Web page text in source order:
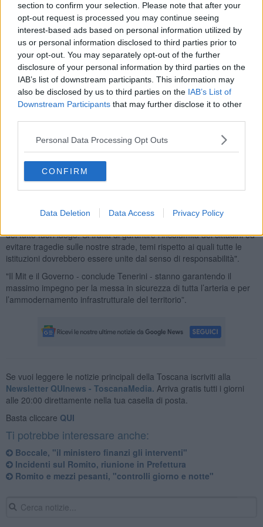
section to confirm your selection. Please note that after your
opt-out request is processed you may continue seeing
interest-based ads based on personal information utilized by
us or personal information disclosed to third parties prior to
your opt-out. You may separately opt-out of the further
disclosure of your personal information by third parties on the
IAB’s list of downstream participants. This information may
also be disclosed by us to third parties on the IAB’s List of
Downstream Participants that may further disclose it to other
Personal Data Processing Opt Outs
CONFIRM
Data Deletion Data Access Privacy Policy
vincolo paesaggistico ambientale".
Lo afferma ilSottosegretario di Stato al Mit, Tullio Ferrante di
Forza Italia, che conclude: “Per il Mit la sicurezza stradale è al
primo posto e non può in alcun modo essere sacrificata.
Continueremo a monitorare la tratta in oggetto e a lavorare per
assicurarne l’adeguamento e il ripristino”.
segretario provinciale di Forza Italia a Livorno e deputata
azzurra- per l’attenzione verso il nostro territorio e per aver
puntualmente chiarito che le misure adottate sul tratto Romito
dell’Aurelia rappresentano una soluzione momentanea, disposta in
via immediata dopo il verificarsi di numerosi incidenti. Già nei
dell’iter autorizzativo, potrà realizzare gli interventi definitivi di
del tutto fuori luogo. Si tratta di garantire l’incolumità dei cittadini ed
evitare tragedie sulle nostre strade, temi rispetto ai quali tutte le
istituzioni dovrebbero essere unite dal senso di responsabilità".
"Il Mit e il Governo - conclude Tenerini - stanno garantendo il
massimo impegno per la messa in sicurezza di tutta l’arteria e per
l’ammodernamento infrastrutturale del territorio”.
Se vuoi leggere le notizie principali della Toscana iscriviti alla
Newsletter QUInews - ToscanaMedia. Arriva gratis tutti i giorni
alle 20:00 direttamente nella tua casella di posta.
Basta cliccare QUI
Ti potrebbe interessare anche:
Boccale, "il ministero finanzi gli interventi"
Incidenti sul Romito, riunione in Prefettura
Romito e mezzi pesanti, "controlli giorno e notte"